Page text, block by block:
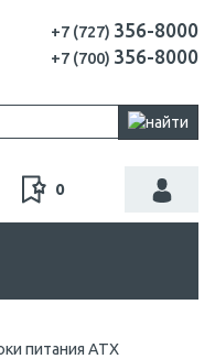
+7 (727) 356-8000
+7 (700) 356-8000
0
питания ATX